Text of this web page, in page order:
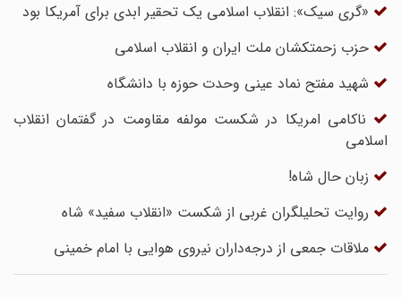
«گری سیک»: انقلاب اسلامی یک تحقیر ابدی برای آمریکا بود
حزب زحمتکشان ملت ایران و انقلاب اسلامی
شهید مفتح نماد عینی وحدت حوزه با دانشگاه
ناکامی امریکا در شکست مولفه مقاومت در گفتمان انقلاب
اسلامی
زبان حال شاه!
روایت تحلیلگران غربی از شکست «انقلاب سفید» شاه
ملاقات جمعی از درجه‌داران نیروی هوایی با امام خمینی